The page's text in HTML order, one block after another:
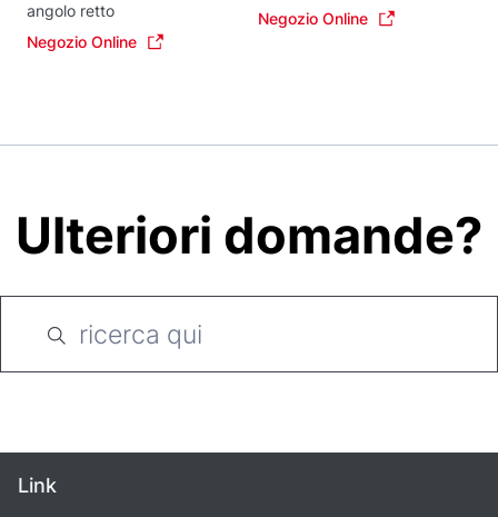
angolo retto
Negozio Online
Negozio Online
Ulteriori domande?
Link